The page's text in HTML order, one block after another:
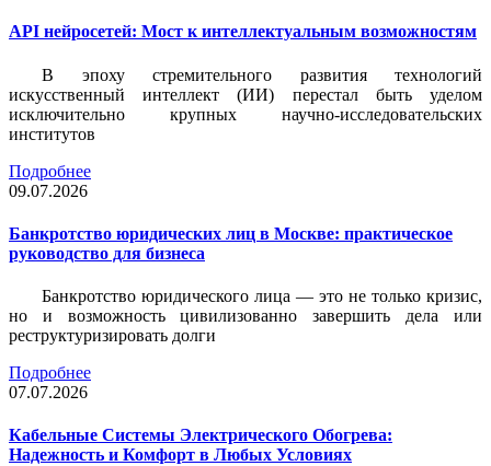
API нейросетей: Мост к интеллектуальным возможностям
В эпоху стремительного развития технологий
искусственный интеллект (ИИ) перестал быть уделом
исключительно крупных научно-исследовательских
институтов
Подробнее
09.07.2026
Банкротство юридических лиц в Москве: практическое
руководство для бизнеса
Банкротство юридического лица — это не только кризис,
но и возможность цивилизованно завершить дела или
реструктуризировать долги
Подробнее
07.07.2026
Кабельные Системы Электрического Обогрева:
Надежность и Комфорт в Любых Условиях